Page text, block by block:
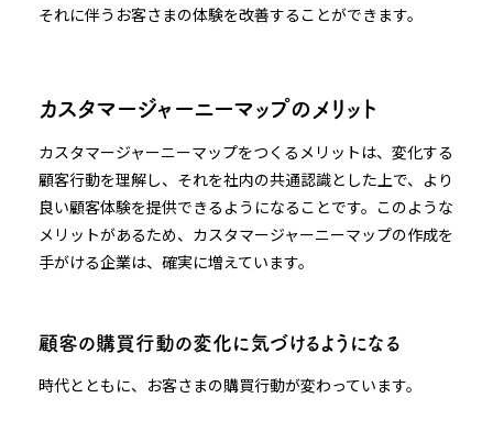
それに伴うお客さまの体験を改善することができます。
カスタマージャーニーマップのメリット
カスタマージャーニーマップをつくるメリットは、変化する
顧客行動を理解し、それを社内の共通認識とした上で、より
良い顧客体験を提供できるようになることです。このような
メリットがあるため、カスタマージャーニーマップの作成を
手がける企業は、確実に増えています。
顧客の購買行動の変化に気づけるようになる
時代とともに、お客さまの購買行動が変わっています。